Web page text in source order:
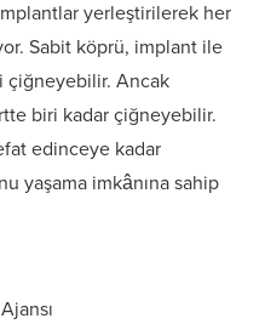
yerleştirilerek her
Sabit köprü, implant ile
çiğneyebilir. Ancak
biri kadar çiğneyebilir.
edinceye kadar
yaşama imkânına sahip